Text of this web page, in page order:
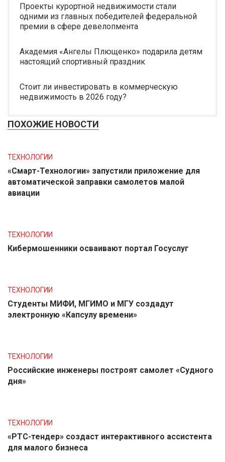
Проекты курортной недвижимости стали
одними из главных победителей федеральной
премии в сфере девелопмента
Академия «Ангелы Плющенко» подарила детям
настоящий спортивный праздник
Стоит ли инвестировать в коммерческую
недвижимость в 2026 году?
ПОХОЖИЕ НОВОСТИ
ТЕХНОЛОГИИ
«Смарт-Технологии» запустили приложение для
автоматической заправки самолетов малой
авиации
ТЕХНОЛОГИИ
Кибермошенники осваивают портал Госуслуг
ТЕХНОЛОГИИ
Студенты МИФИ, МГИМО и МГУ создадут
электронную «Капсулу времени»
ТЕХНОЛОГИИ
Российские инженеры построят самолет «Судного
дня»
ТЕХНОЛОГИИ
«РТС-тендер» создаст интерактивного ассистента
для малого бизнеса